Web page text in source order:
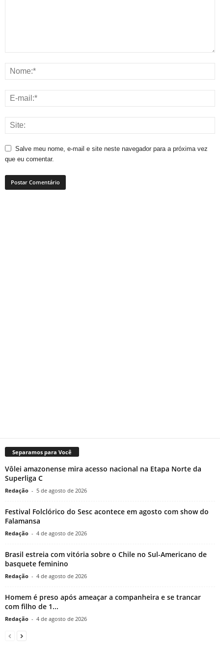
Salve meu nome, e-mail e site neste navegador para a próxima vez
que eu comentar.
Separamos para Você
Vôlei amazonense mira acesso nacional na Etapa Norte da
Superliga C
Redação - 5 de agosto de 2026
Festival Folclórico do Sesc acontece em agosto com show do
Falamansa
Redação - 4 de agosto de 2026
Brasil estreia com vitória sobre o Chile no Sul-Americano de
basquete feminino
Redação - 4 de agosto de 2026
Homem é preso após ameaçar a companheira e se trancar
com filho de 1...
Redação - 4 de agosto de 2026